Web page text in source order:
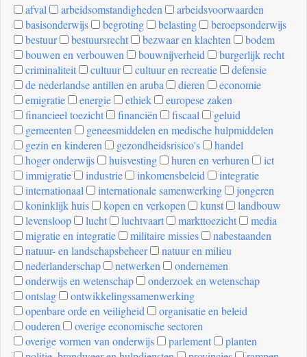
[invalid
name]
afval arbeidsomstandigheden
arbeidsvoorwaarden
basisonderwijs
begroting belasting
beroepsonderwijs
bestuur
bestuursrecht bezwaar en klachten
bodem
bouwen en verbouwen
bouwnijverheid
burgerlijk recht
criminaliteit
cultuur cultuur en recreatie
defensie
de nederlandse antillen en aruba
dieren
economie
emigratie
energie ethiek
europese zaken
financieel toezicht
financiën fiscaal
geluid
gemeenten
geneesmiddelen en medische hulpmiddelen
gezin en kinderen
gezondheidsrisico's
handel
hoger onderwijs
huisvesting huren en verhuren
ict
immigratie
industrie inkomensbeleid
integratie
internationaal
internationale samenwerking
jongeren
koninklijk huis
kopen en verkopen kunst
landbouw
levensloop
lucht luchtvaart markttoezicht
media
migratie en integratie
militaire missies
nabestaanden
natuur- en landschapsbeheer
natuur en milieu
nederlanderschap
netwerken
ondernemen
onderwijs en wetenschap
onderzoek en wetenschap
ontslag
ontwikkelingssamenwerking
openbare orde en veiligheid
organisatie en beleid
ouderen
overige economische sectoren
overige vormen van onderwijs
parlement
planten